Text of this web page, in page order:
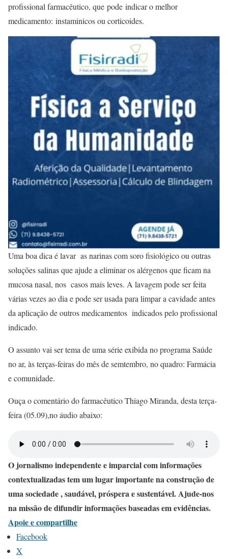
profissional farmacêutico, que pode indicar o melhor
medicamento: instaminicos ou corticoides.
Uma boa dica é lavar as narinas com soro fisiológico ou outras
soluções salinas que ajude a eliminar os alérgenos que ficam na
mucosa nasal, nos casos mais leves. A lavagem pode ser feita
várias vezes ao dia e pode ser usada para limpar a cavidade antes
da aplicação de outros medicamentos indicados pelo profissional
indicado.
O assunto vai ser tema de uma série exibida no programa Saúde
no ar, às terças-feiras do mês de semtembro, no quadro: Farmácia
e comunidade.
Ouça o comentário do farmacêutico Thiago Miranda, desta terça-
feira (05.09),no áudio abaixo:
O jornalismo independente e imparcial com informações
contextualizadas tem um lugar importante na construção de
uma sociedade , saudável, próspera e sustentável. Ajude-nos
na missão de difundir informações baseadas em evidências.
Apoie e compartilhe
Facebook
X